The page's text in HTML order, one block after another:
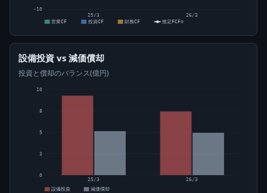
-10
25/3
26/3
営業CF
投資CF 財務CF 推定FCF⊙
設備投資 vs 減価償却
投資と償却のバランス(億円)
0
3
5
8
10
25/3
26/3
設備投資
減価償却